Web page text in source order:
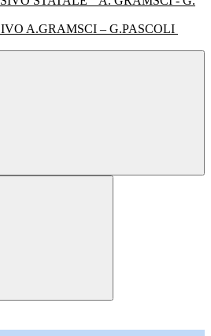
A.GRAMSCI – G.PASCOLI